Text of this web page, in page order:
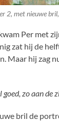
2, met nieuwe
Per met
zat hij de
Maar hij zag
zo aan de
bril de